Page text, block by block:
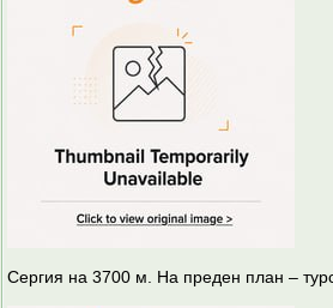
Сергия на 3700 м. На преден план –